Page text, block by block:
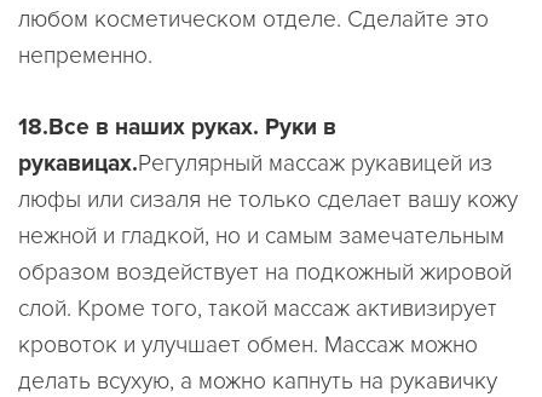
любом косметическом отделе. Сделайте это
непременно.
18.Все в наших руках. Руки в
рукавицах.Регулярный массаж рукавицей из
люфы или сизаля не только сделает вашу кожу
нежной и гладкой, но и самым замечательным
образом воздействует на подкожный жировой
слой. Кроме того, такой массаж активизирует
кровоток и улучшает обмен. Массаж можно
делать всухую, а можно капнуть на рукавичку